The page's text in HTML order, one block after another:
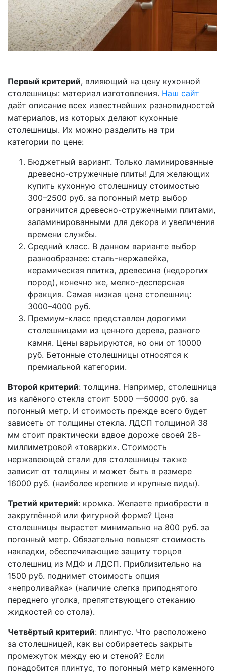
Первый критерий, влияющий на цену кухонной
столешницы: материал изготовления. Наш сайт
даёт описание всех известнейших разновидностей
материалов, из которых делают кухонные
столешницы. Их можно разделить на три
категории по цене:
Бюджетный вариант. Только ламинированные
древесно-стружечные плиты! Для желающих
купить кухонную столешницу стоимостью
300–2500 руб. за погонный метр выбор
ограничится древесно-стружечными плитами,
заламинированными для декора и увеличения
времени службы.
Средний класс. В данном варианте выбор
разнообразнее: сталь-нержавейка,
керамическая плитка, древесина (недорогих
пород), конечно же, мелко-десперсная
фракция. Самая низкая цена столешниц:
3000–4000 руб.
Премиум-класс представлен дорогими
столешницами из ценного дерева, разного
камня. Цены варьируются, но они от 10000
руб. Бетонные столешницы относятся к
премиальной категории.
Второй критерий: толщина. Например, столешница
из калёного стекла стоит 5000 —50000 руб. за
погонный метр. И стоимость прежде всего будет
зависеть от толщины стекла. ЛДСП толщиной 38
мм стоит практически вдвое дороже своей 28-
миллиметровой «товарки». Стоимость
нержавеющей стали для столешницы также
зависит от толщины и может быть в размере
16000 руб. (наиболее крепкие и крупные виды).
Третий критерий: кромка. Желаете приобрести в
закруглённой или фигурной форме? Цена
столешницы вырастет минимально на 800 руб. за
погонный метр. Обязательно повысят стоимость
накладки, обеспечивающие защиту торцов
столешниц из МДФ и ЛДСП. Приблизительно на
1500 руб. поднимет стоимость опция
«непроливайка» (наличие слегка приподнятого
переднего уголка, препятствующего стеканию
жидкостей со стола).
Четвёртый критерий: плинтус. Что расположено
за столешницей, как вы собираетесь закрыть
промежуток между ею и стеной? Если
понадобится плинтус, то погонный метр каменного